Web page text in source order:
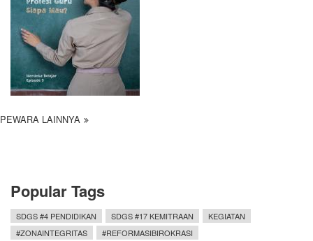
PEWARA LAINNYA
Popular Tags
SDGS #4 PENDIDIKAN SDGS #17 KEMITRAAN
KEGIATAN
#ZONAINTEGRITAS
#REFORMASIBIROKRASI